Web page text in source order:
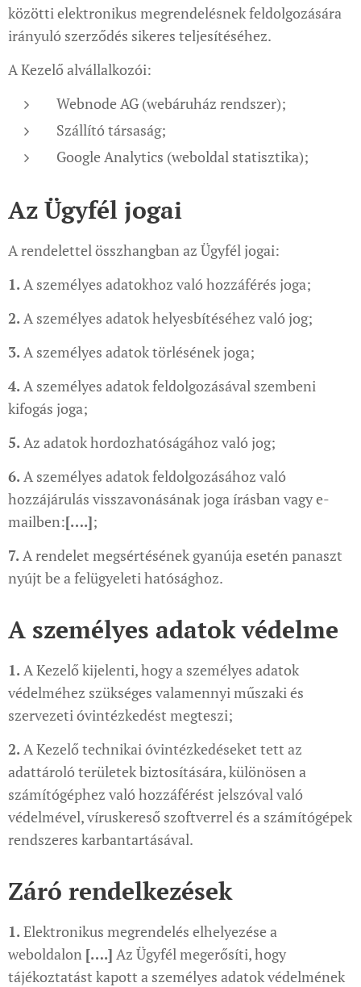
közötti elektronikus megrendelésnek feldolgozására
irányuló szerződés sikeres teljesítéséhez.
A Kezelő alvállalkozói:
Webnode AG (webáruház rendszer);
Szállító társaság;
Google Analytics (weboldal statisztika);
Az Ügyfél jogai
A rendelettel összhangban az Ügyfél jogai:
1. A személyes adatokhoz való hozzáférés joga;
2. A személyes adatok helyesbítéséhez való jog;
3. A személyes adatok törlésének joga;
4. A személyes adatok feldolgozásával szembeni
kifogás joga;
5. Az adatok hordozhatóságához való jog;
6. A személyes adatok feldolgozásához való
hozzájárulás visszavonásának joga írásban vagy e-
mailben:[….];
7. A rendelet megsértésének gyanúja esetén panaszt
nyújt be a felügyeleti hatósághoz.
A személyes adatok védelme
1. A Kezelő kijelenti, hogy a személyes adatok
védelméhez szükséges valamennyi műszaki és
szervezeti óvintézkedést megteszi;
2. A Kezelő technikai óvintézkedéseket tett az
adattároló területek biztosítására, különösen a
számítógéphez való hozzáférést jelszóval való
védelmével, víruskereső szoftverrel és a számítógépek
rendszeres karbantartásával.
Záró rendelkezések
1. Elektronikus megrendelés elhelyezése a
weboldalon [….] Az Ügyfél megerősíti, hogy
tájékoztatást kapott a személyes adatok védelmének